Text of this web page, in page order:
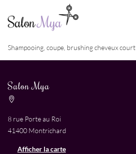
Shampooing, coupe, brushing cheveux court
Salon Mya
8 rue Porte au Roi
41400 Montrichard
Afficher la carte